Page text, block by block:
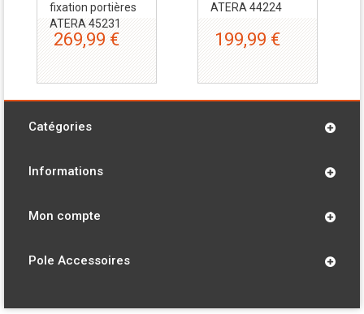
fixation portières
ATERA 45231
269,99 €
ATERA 44224
199,99 €
Catégories
Informations
Mon compte
Pole Accessoires